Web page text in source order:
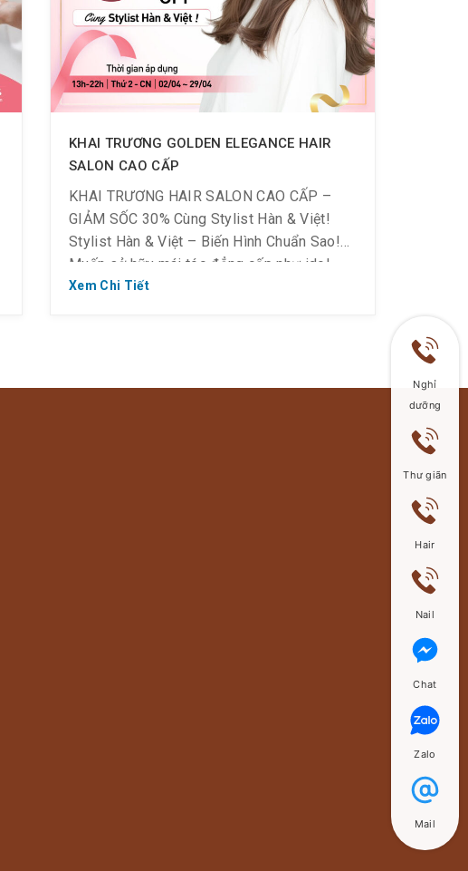
KHAI TRƯƠNG GOLDEN ELEGANCE HAIR
SALON CAO CẤP
KHAI TRƯƠNG HAIR SALON CAO CẤP –
GIẢM SỐC 30% Cùng Stylist Hàn & Việt!
Stylist Hàn & Việt – Biến Hình Chuẩn Sao!
Muốn sở hữu mái tóc đẳng cấp như idol
Hàn? Đừng bỏ lỡ! Nhân dịp khai trương, ưu
Xem Chi Tiết
Nghỉ
dưỡng
Thư giãn
Hair
Nail
Chat
Zalo
Mail